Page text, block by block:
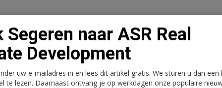
Vacaturebank Contact Abonnementen
Segeren naar ASR Real
Development
uw e-mailadres in en lees dit artikel gratis. We sturen u dan een
te lezen. Daarnaast ontvang je op werkdagen onze populaire